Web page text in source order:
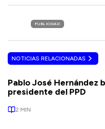
PUBLICIDAD
NOTICIAS RELACIONADAS
Pablo José Hernández
presidente del PPD
2 MIN